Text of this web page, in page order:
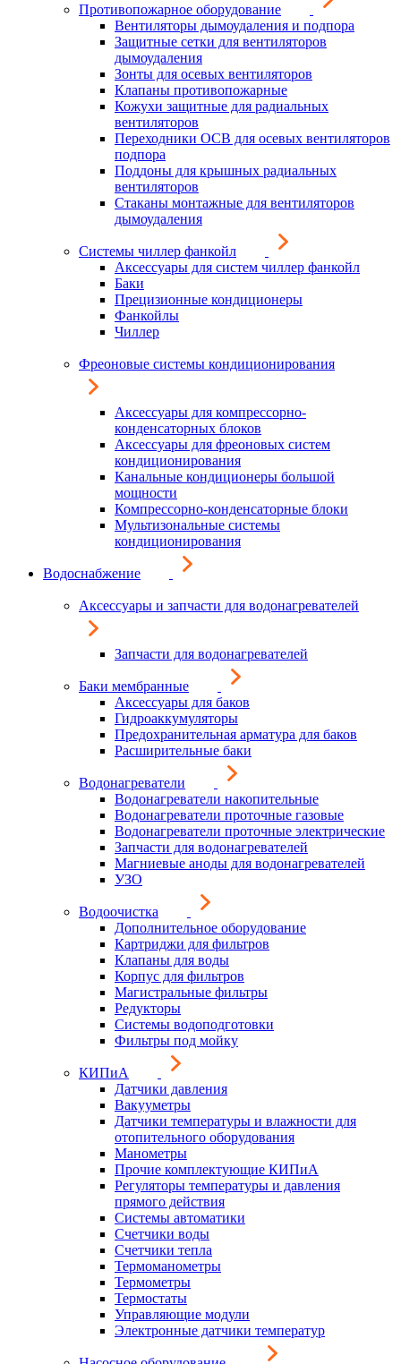
Противопожарное оборудование
Вентиляторы дымоудаления и подпора
Защитные сетки для вентиляторов
дымоудаления
Зонты для осевых вентиляторов
Клапаны противопожарные
Кожухи защитные для радиальных
вентиляторов
Переходники ОСВ для осевых вентиляторов
подпора
Поддоны для крышных радиальных
вентиляторов
Стаканы монтажные для вентиляторов
дымоудаления
Системы чиллер фанкойл
Аксессуары для систем чиллер фанкойл
Баки
Прецизионные кондиционеры
Фанкойлы
Чиллер
Фреоновые системы кондиционирования
Аксессуары для компрессорно-
конденсаторных блоков
Аксессуары для фреоновых систем
кондиционирования
Канальные кондиционеры большой
мощности
Компрессорно-конденсаторные блоки
Мультизональные системы
кондиционирования
Водоснабжение
Аксессуары и запчасти для водонагревателей
Запчасти для водонагревателей
Баки мембранные
Аксессуары для баков
Гидроаккумуляторы
Предохранительная арматура для баков
Расширительные баки
Водонагреватели
Водонагреватели накопительные
Водонагреватели проточные газовые
Водонагреватели проточные электрические
Запчасти для водонагревателей
Магниевые аноды для водонагревателей
УЗО
Водоочистка
Дополнительное оборудование
Картриджи для фильтров
Клапаны для воды
Корпус для фильтров
Магистральные фильтры
Редукторы
Системы водоподготовки
Фильтры под мойку
КИПиА
Датчики давления
Вакууметры
Датчики температуры и влажности для
отопительного оборудования
Манометры
Прочие комплектующие КИПиА
Регуляторы температуры и давления
прямого действия
Системы автоматики
Счетчики воды
Счетчики тепла
Термоманометры
Термометры
Термостаты
Управляющие модули
Электронные датчики температур